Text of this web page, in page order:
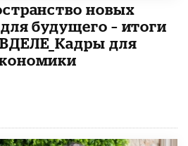
новых
будущего – итоги
для